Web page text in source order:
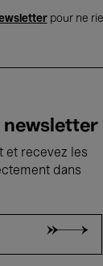
pour ne
newsletter
et recevez les
dans